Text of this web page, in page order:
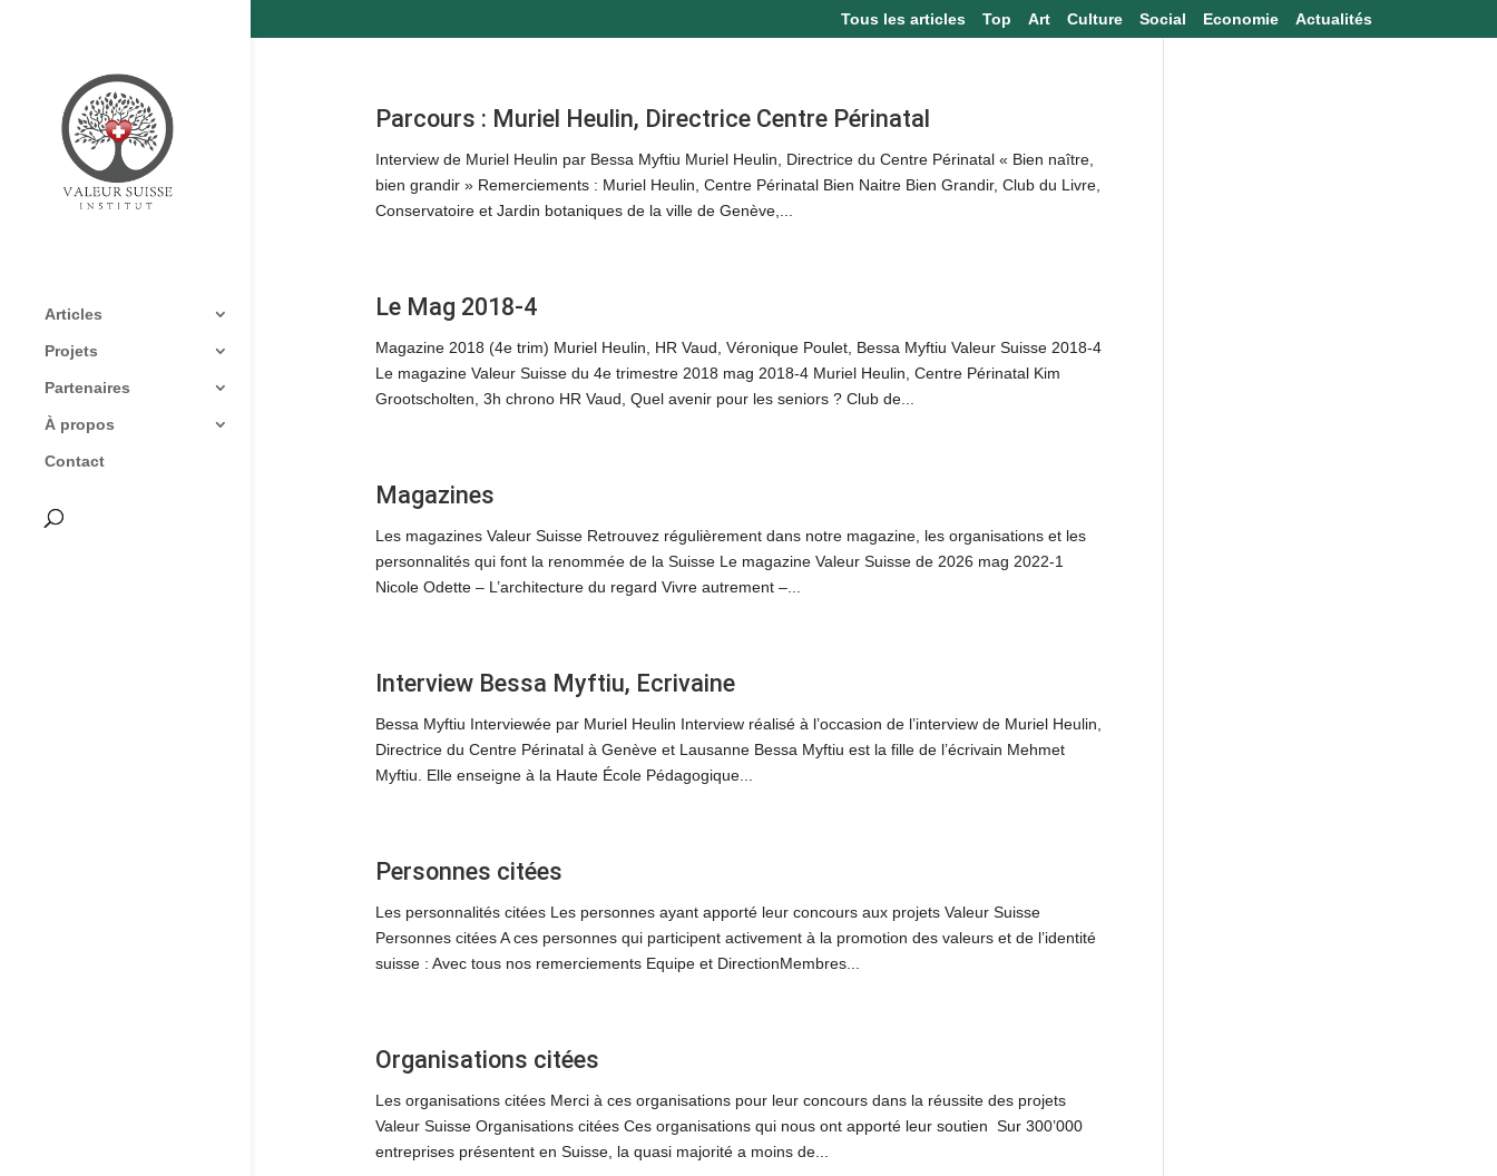
Tous les articles Top Art Culture Social Economie Actualités
Articles
Projets
Partenaires
À propos
Contact
Parcours : Muriel Heulin, Directrice Centre Périnatal
Interview de Muriel Heulin par Bessa Myftiu Muriel Heulin, Directrice du Centre Périnatal « Bien naître,
bien grandir » Remerciements : Muriel Heulin, Centre Périnatal Bien Naitre Bien Grandir, Club du Livre,
Conservatoire et Jardin botaniques de la ville de Genève,...
Le Mag 2018-4
Magazine 2018 (4e trim) Muriel Heulin, HR Vaud, Véronique Poulet, Bessa Myftiu Valeur Suisse 2018-4
Le magazine Valeur Suisse du 4e trimestre 2018 mag 2018-4 Muriel Heulin, Centre Périnatal Kim
Grootscholten, 3h chrono HR Vaud, Quel avenir pour les seniors ? Club de...
Magazines
Les magazines Valeur Suisse Retrouvez régulièrement dans notre magazine, les organisations et les
personnalités qui font la renommée de la Suisse Le magazine Valeur Suisse de 2026 mag 2022-1
Nicole Odette – L’architecture du regard Vivre autrement –...
Interview Bessa Myftiu, Ecrivaine
Bessa Myftiu Interviewée par Muriel Heulin Interview réalisé à l’occasion de l’interview de Muriel Heulin,
Directrice du Centre Périnatal à Genève et Lausanne Bessa Myftiu est la fille de l’écrivain Mehmet
Myftiu. Elle enseigne à la Haute École Pédagogique...
Personnes citées
Les personnalités citées Les personnes ayant apporté leur concours aux projets Valeur Suisse
Personnes citées A ces personnes qui participent activement à la promotion des valeurs et de l’identité
suisse : Avec tous nos remerciements Equipe et DirectionMembres...
Organisations citées
Les organisations citées Merci à ces organisations pour leur concours dans la réussite des projets
Valeur Suisse Organisations citées Ces organisations qui nous ont apporté leur soutien Sur 300’000
entreprises présentent en Suisse, la quasi majorité a moins de...